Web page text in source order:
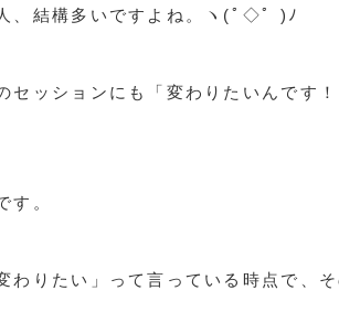
、結構多いですよね。ヽ(ﾟ◇ﾟ )ﾉ
セッションにも「変わりたいんです
す。
わりたい」って言っている時点で、